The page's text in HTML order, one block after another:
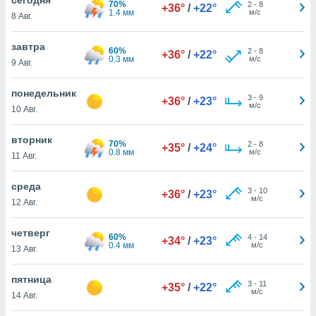
действия
на веб-
основе.
нашей
cookie
в
ВЫ
8 Авг.
70%
1.4 мм
+36° / +22° 2- 8
м/с
завтра
9 Авг.
60%
0.3 мм
+36° / +22° 2- 8
м/с
понедельник
10 Авг.
+36° / +23° 3- 9
м/с
вторник
11 Авг.
70%
0.8 мм
+35° / +24° 2- 8
м/с
среда
12 Авг.
+36° / +23° 3- 10
м/с
четверг
13 Авг.
60%
0.4 мм
+34° / +23° 4- 14
м/с
пятница
14 Авг.
+35° / +22° 3- 11
м/с